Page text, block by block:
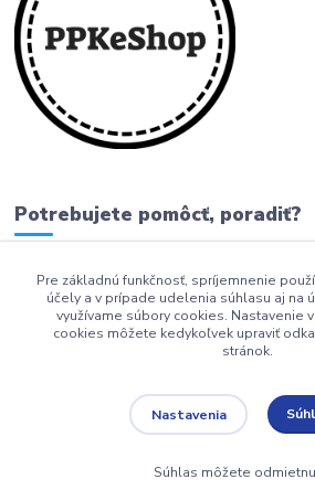
Potrebujete pomôcť, poradiť?
0911 279 230
info@ppkeshop.sk
Vytvorené na Eshop-
Pre základnú funkčnosť, spríjemnenie
účely a v prípade udelenia súhlasu aj na
využívame súbory cookies. Nastavenie
cookies môžete kedykoľvek upraviť
stránok.
Nastavenia
Súhlas môžete